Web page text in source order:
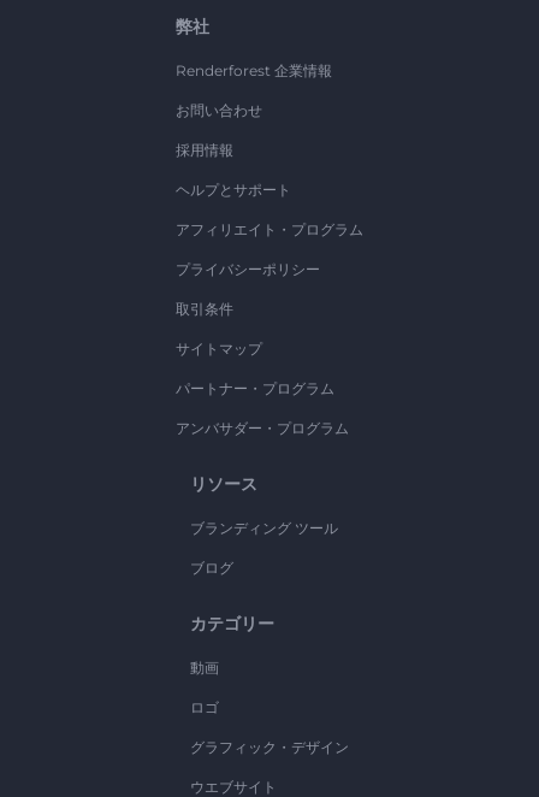
弊社
Renderforest 企業情報
お問い合わせ
採用情報
ヘルプとサポート
アフィリエイト・プログラム
プライバシーポリシー
取引条件
サイトマップ
パートナー・プログラム
アンバサダー・プログラム
リソース
ブランディング ツール
ブログ
カテゴリー
動画
ロゴ
グラフィック・デザイン
ウエブサイト